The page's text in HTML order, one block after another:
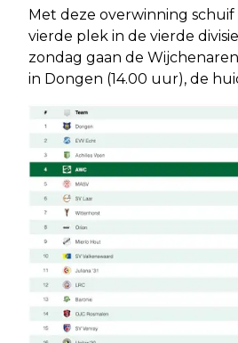
Met deze overwinning schuif
vierde plek in de vierde
zondag gaan de
in Dongen (14.00 uur), de